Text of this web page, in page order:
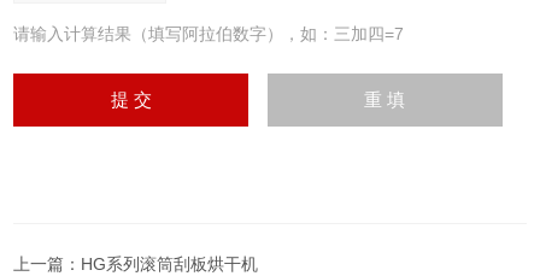
请输入计算结果（填写阿拉伯数字），如：三加四=7
上一篇： HG系列滚筒刮板烘干机